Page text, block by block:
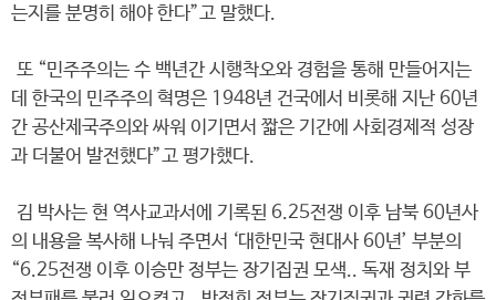
는지를 분명히 해야 한다”고 말했다.
또 “민주주의는 수 백년간 시행착오와 경험을 통해 만들어지는
데 한국의 민주주의 혁명은 1948년 건국에서 비롯해 지난 60년
간 공산제국주의와 싸워 이기면서 짧은 기간에 사회경제적 성장
과 더불어 발전했다”고 평가했다.
김 박사는 현 역사교과서에 기록된 6.25전쟁 이후 남북 60년사
의 내용을 복사해 나눠 주면서 ‘대한민국 현대사 60년’ 부분의
“6.25전쟁 이후 이승만 정부는 장기집권 모색.. 독재 정치와 부